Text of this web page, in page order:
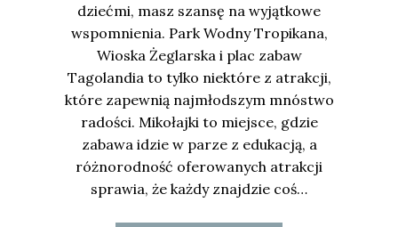
dziećmi, masz szansę na wyjątkowe
wspomnienia. Park Wodny Tropikana,
Wioska Żeglarska i plac zabaw
Tagolandia to tylko niektóre z atrakcji,
które zapewnią najmłodszym mnóstwo
radości. Mikołajki to miejsce, gdzie
zabawa idzie w parze z edukacją, a
różnorodność oferowanych atrakcji
sprawia, że każdy znajdzie coś…